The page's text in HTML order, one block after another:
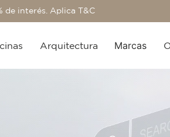
de interés. Aplica T&C
Arquitectura Marcas